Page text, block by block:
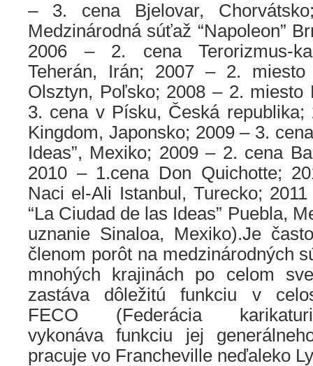
– 3. cena Bjelovar,
Medzinárodná súťaž “Napoleon”
2006 – 2. cenaTerorizmus-
Teherán, Irán; 2007 – 2. miesto
Olsztyn, Poľsko; 2008 – 2. miesto
3. cena v Písku, Česká republika;
Kingdom, Japonsko; 2009 – 3.
Ideas”, Mexiko; 2009 – 2. cena
2010 – 1.cena Don Quichotte;
Naci el-Ali Istanbul, Turecko;
“La Ciudad de las Ideas” Puebla,
uznanie Sinaloa, Mexiko).Je
členom porôt na medzinárodných
mnohých krajinách po celom
zastáva dôležitú funkciu v
FECO (Federácia
vykonáva funkciu jej
pracuje vo Francheville neďaleko